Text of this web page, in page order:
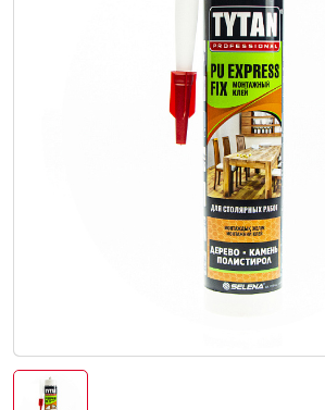
Интерьер и
Лакокрасочные материалы
Клеи, жидкие гвозди